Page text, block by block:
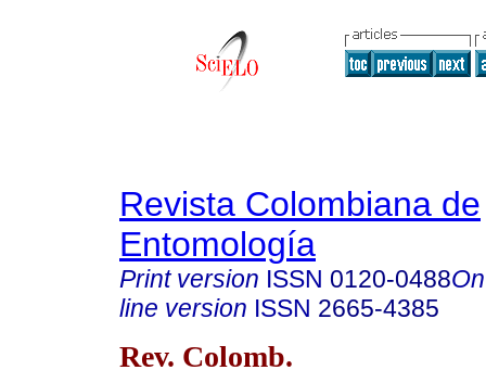
Revista Colombiana de
Entomología
Print version ISSN 0120-0488
line version ISSN 2665-4385
Rev. Colomb.